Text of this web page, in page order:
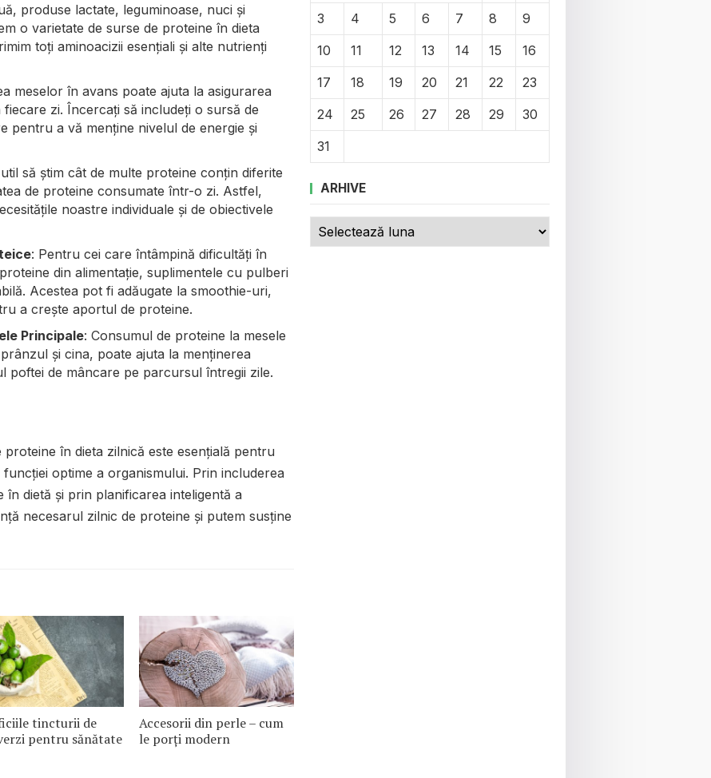
produse lactate, leguminoase, nuci și
o varietate de surse de proteine în dieta
toți aminoacizii esențiali și alte nutrienți
meselor în avans poate ajuta la asigurarea
zi. Încercați să includeți o sursă de
pentru a vă menține nivelul de energie și
să știm cât de multe proteine conțin diferite
de proteine consumate într-o zi. Astfel,
noastre individuale și de obiectivele
: Pentru cei care întâmpină dificultăți în
din alimentație, suplimentele cu pulberi
Acestea pot fi adăugate la smoothie-uri,
a crește aportul de proteine.
Principale: Consumul de proteine la mesele
și cina, poate ajuta la menținerea
poftei de mâncare pe parcursul întregii zile.
în dieta zilnică este esențială pentru
optime a organismului. Prin includerea
dietă și prin planificarea inteligentă a
necesarul zilnic de proteine și putem susține
tincturii de
pentru sănătate
Accesorii din perle – cum
le porți modern
3
4 5 6 7 8
9
10
11 12 13 14 15
16
17
18 19 20 21 22
23
24
25 26 27 28 29
30
31
ARHIVE
Arhive